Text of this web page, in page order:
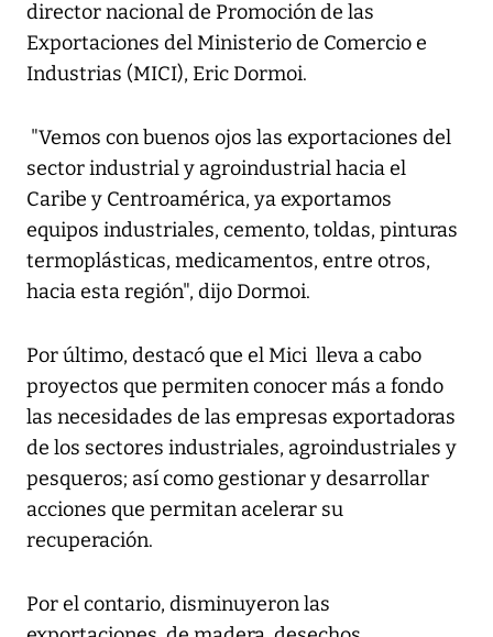
director nacional de Promoción de las
Exportaciones del Ministerio de Comercio e
Industrias (MICI), Eric Dormoi.
"Vemos con buenos ojos las exportaciones del
sector industrial y agroindustrial hacia el
Caribe y Centroamérica, ya exportamos
equipos industriales, cemento, toldas, pinturas
termoplásticas, medicamentos, entre otros,
hacia esta región", dijo Dormoi.
Por último, destacó que el Mici lleva a cabo
proyectos que permiten conocer más a fondo
las necesidades de las empresas exportadoras
de los sectores industriales, agroindustriales y
pesqueros; así como gestionar y desarrollar
acciones que permitan acelerar su
recuperación.
Por el contario, disminuyeron las